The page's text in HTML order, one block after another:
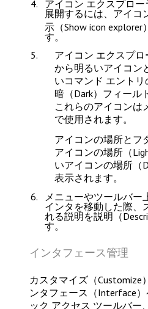
アイコン エクスプロー
展開するには、 アイコ
示（Show icon explorer）
す。
アイコン エクスプロ
から明るいアイコン
いコマンド エントリ
暗（Dark） フィール
これらのアイコンは
で使用されます。
アイコンの場所とフ
アイコンの場所（
いアイコンの場所（
表示されます。
メニューやツールバー
インタを移動した際、
れる説明を説明（
す。
インタフェース管理
カスタマイズ（Customize）
ンタフェース（Interface）
ック アクセス ツールバー